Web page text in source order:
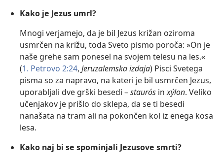
Kako je Jezus umrl?
Mnogi verjamejo, da je bil Jezus križan oziroma
usmrčen na križu, toda Sveto pismo poroča: »On je
naše grehe sam ponesel na svojem telesu na les.«
(1. Petrovo 2:24, Jeruzalemska izdaja) Pisci Svetega
pisma so za napravo, na kateri je bil usmrčen Jezus,
uporabljali dve grški besedi –staurós inxýlon. Veliko
učenjakov je prišlo do sklepa, da se ti besedi
nanašata na tram ali na pokončen kol iz enega kosa
lesa.
Kako naj bi se spominjali Jezusove smrti?